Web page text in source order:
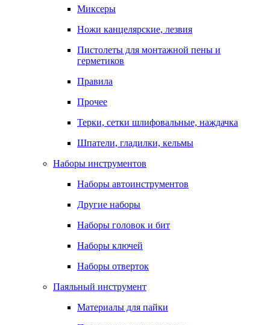
Миксеры
Ножи канцелярские, лезвия
Пистолеты для монтажной пены и
герметиков
Правила
Прочее
Терки, сетки шлифовальные, наждачка
Шпатели, гладилки, кельмы
Наборы инструментов
Наборы автоинструментов
Другие наборы
Наборы головок и бит
Наборы ключей
Наборы отверток
Паяльный инструмент
Материалы для пайки